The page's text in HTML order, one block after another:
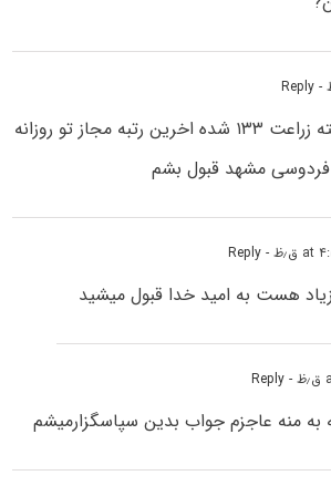
- Reply
سلام من رتبه م تو رشته زراعت ۱۳۳ شده اخرین رتبه مجاز تو روزانه
- Reply
هست به امید خدا قبول میشید
- Reply
به منه عاجزم جواب بدین سپاسگزارمیشم